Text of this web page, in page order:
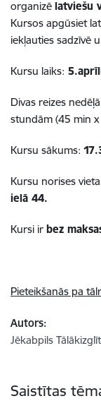
organizē latviešu
Kursos apgūsiet
iekļauties sadzīvē
Kursu laiks:
Divas reizes
stundām (45 min x
Kursu sākums:
Kursu norises
ielā 44.
Kursi ir bez
Pieteikšanās pa
Autors:
Jēkabpils
Saistītas